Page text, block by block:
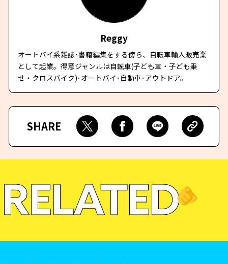
Reggy
オートバイ系雑誌･書籍編集をする傍ら、自転車輸入販売業
として起業。得意ジャンルは自転車(子ども車・子ども乗
せ・クロスバイク)･オートバイ･自動車･アウトドア。
SHARE
RELATED🫵